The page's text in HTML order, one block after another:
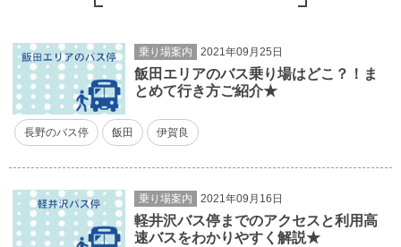
乗り場案内 2021年09月25日
飯田エリアのバス乗り場はどこ？！ま
とめて行き方ご紹介★
長野のバス停 飯田 伊賀良
乗り場案内 2021年09月16日
軽井沢バス停までのアクセスと利用高
速バスをわかりやすく解説★